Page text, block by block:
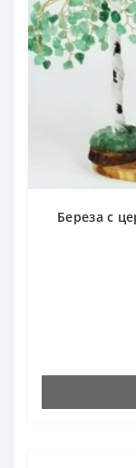
Береза с